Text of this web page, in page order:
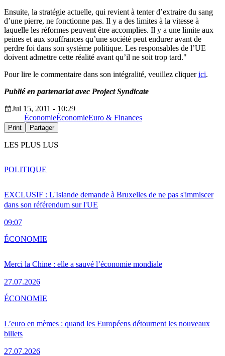
Ensuite, la stratégie actuelle, qui revient à tenter d’extraire du sang
d’une pierre, ne fonctionne pas. Il y a des limites à la vitesse à
laquelle les réformes peuvent être accomplies. Il y a une limite aux
peines et aux souffrances qu’une société peut endurer avant de
perdre foi dans son système politique. Les responsables de l’UE
doivent admettre cette réalité avant qu’il ne soit trop tard."
Pour lire le commentaire dans son intégralité, veuillez cliquerici.
Publié en partenariat avec Project Syndicate
Jul 15, 2011 - 10:29
ÉconomieÉconomieEuro & Finances
Print Partager
LES PLUS LUS
EXCLUSIF : L'Islande demande à Bruxelles de ne pas s'immiscer
dans son référendum sur l'UE
09:07
POLITIQUE
Merci la Chine : elle a sauvé l’économie mondiale
27.07.2026
ÉCONOMIE
L’euro en mèmes : quand les Européens détournent les nouveaux
billets
27.07.2026
ÉCONOMIE